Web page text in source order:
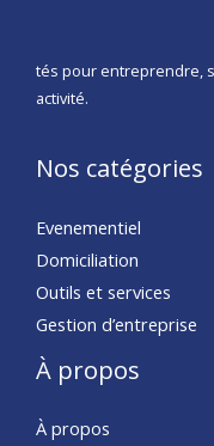
tés pour entreprendre,
activité.
Nos catégories
Evenementiel
Domiciliation
Outils et services
Gestion d’entreprise
À propos
À propos